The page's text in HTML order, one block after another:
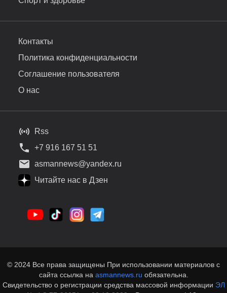
Контакты
Политика конфиденциальности
Соглашение пользователя
О нас
Rss
+7 916 167 51 51
asmannews@yandex.ru
Читайте нас в Дзен
© 2024 Все права защищены При использовании материалов с
сайта ссылка на asmannews.ru обязательна.
Свидетельство о регистрации средства массовой информации ЭЛ